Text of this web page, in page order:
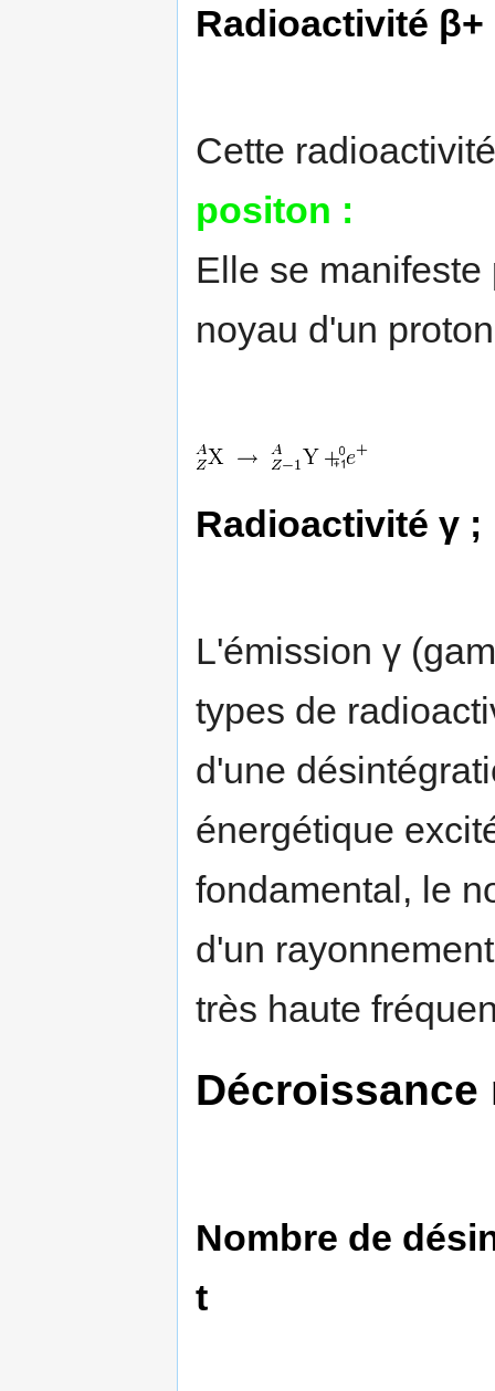
Radioactivité β+
Cette
positon :
Elle se
noyau d'un
Radioactivité γ ;
L'émission γ
types de
d'une
énergétique
fondamental, le
d'un
très haute
Nombre de
t